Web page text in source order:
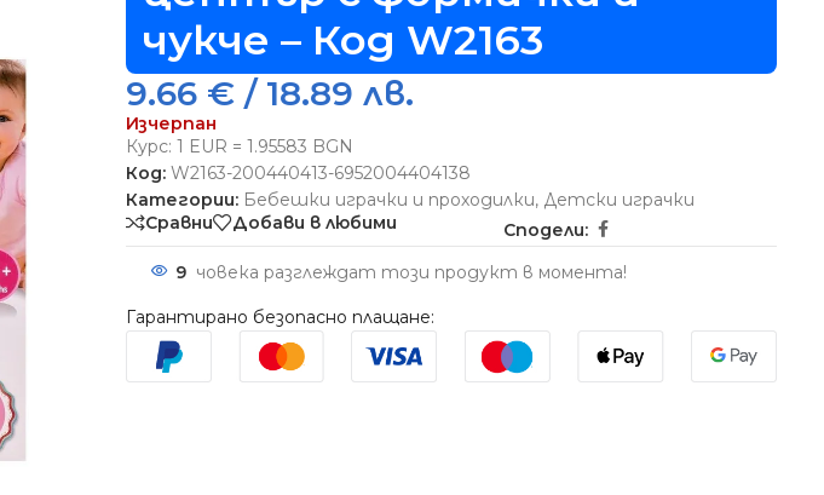
чукче – Код W2163
9.66 € / 18.89 лв.
Изчерпан
Курс: 1 EUR = 1.95583 BGN
Код:W2163-200440413-6952004404138
Категории: Бебешки играчки и проходилки, Детски играчки
Сравни
Добави в любими
Сподели:
9 човека разглеждат този продукт в момента!
Гарантирано безопасно плащане: